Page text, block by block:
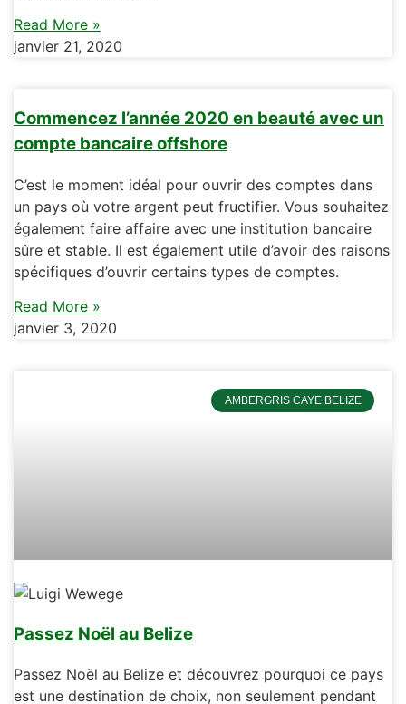
Read More »
janvier 21, 2020
Commencez l’année 2020 en beauté avec un
compte bancaire offshore
C’est le moment idéal pour ouvrir des comptes dans
un pays où votre argent peut fructifier. Vous souhaitez
également faire affaire avec une institution bancaire
sûre et stable. Il est également utile d’avoir des raisons
spécifiques d’ouvrir certains types de comptes.
Read More »
janvier 3, 2020
AMBERGRIS CAYE BELIZE
Passez Noël au Belize
Passez Noël au Belize et découvrez pourquoi ce pays
est une destination de choix, non seulement pendant